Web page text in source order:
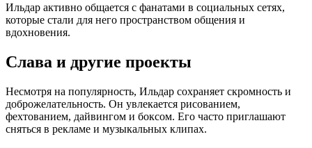
Ильдар активно общается с фанатами в социальных сетях,
которые стали для него пространством общения и
вдохновения.
Слава и другие проекты
Несмотря на популярность, Ильдар сохраняет скромность и
доброжелательность. Он увлекается рисованием,
фехтованием, дайвингом и боксом. Его часто приглашают
сняться в рекламе и музыкальных клипах.